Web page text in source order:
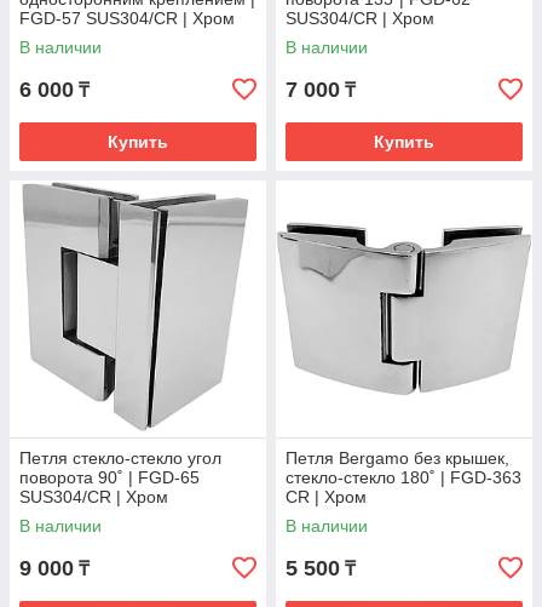
FGD-57 SUS304/CR | Хром
В наличии
6 000 ₸
Купить
SUS304/CR | Хром
В наличии
7 000 ₸
Купить
Петля стекло-стекло угол
поворота 90˚ | FGD-65
SUS304/CR | Хром
В наличии
9 000 ₸
Петля Bergamo без крышек,
стекло-стекло 180˚ | FGD-363
CR | Хром
В наличии
5 500 ₸